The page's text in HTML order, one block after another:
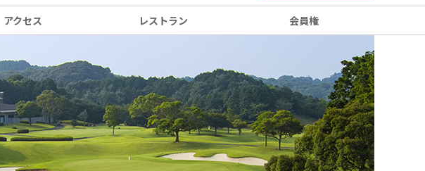
アクセス レストラン 会員権